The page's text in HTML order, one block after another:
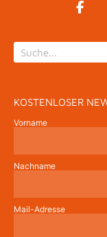
KOSTENLOSER
Vorname
Nachname
Mail-Adresse